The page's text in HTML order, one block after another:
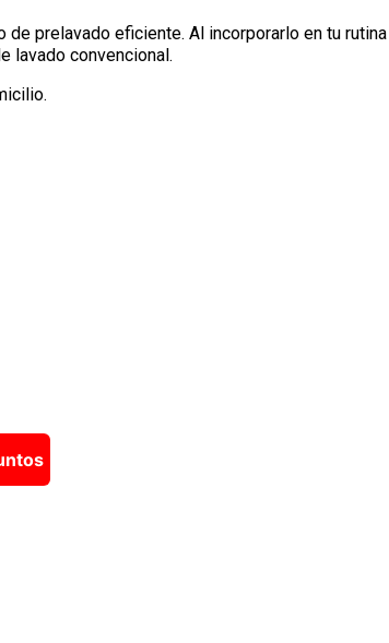
prelavado eficiente. Al incorporarlo en tu
lavado convencional.